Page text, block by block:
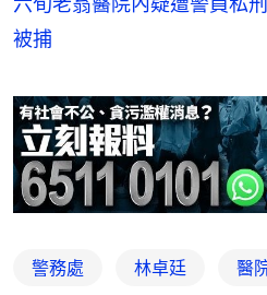
被捕
警務處 林卓廷 醫